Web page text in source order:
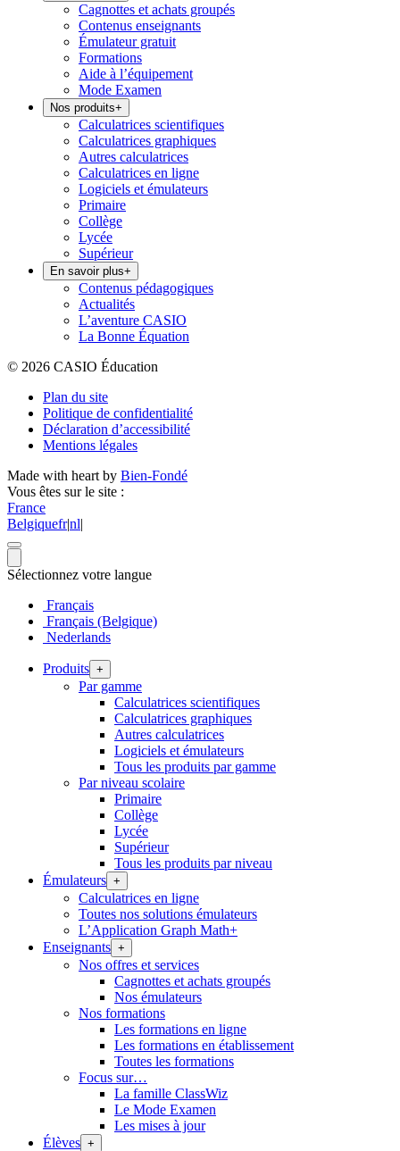
Cagnottes et achats groupés
Contenus enseignants
Émulateur gratuit
Formations
Aide à l’équipement
Mode Examen
Nos produits+
Calculatrices scientifiques
Calculatrices graphiques
Autres calculatrices
Calculatrices en ligne
Logiciels et émulateurs
Primaire
Collège
Lycée
Supérieur
En savoir plus+
Contenus pédagogiques
Actualités
L’aventure CASIO
La Bonne Équation
© 2026 CASIO Éducation
Plan du site
Politique de confidentialité
Déclaration d’accessibilité
Mentions légales
Made with heart by Bien-Fondé
Vous êtes sur le site :
France
Belgiquefr|nl|
Sélectionnez votre langue
Français
Français (Belgique)
Nederlands
Produits +
Par gamme
Calculatrices scientifiques
Calculatrices graphiques
Autres calculatrices
Logiciels et émulateurs
Tous les produits par gamme
Par niveau scolaire
Primaire
Collège
Lycée
Supérieur
Tous les produits par niveau
Émulateurs +
Calculatrices en ligne
Toutes nos solutions émulateurs
L’Application Graph Math+
Enseignants +
Nos offres et services
Cagnottes et achats groupés
Nos émulateurs
Nos formations
Les formations en ligne
Les formations en établissement
Toutes les formations
Focus sur…
La famille ClassWiz
Le Mode Examen
Les mises à jour
Élèves +